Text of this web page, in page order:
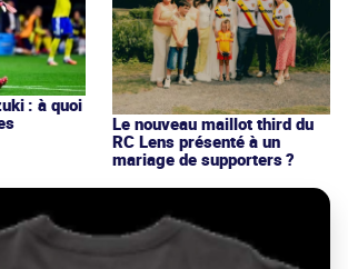
: à quoi
Le nouveau maillot third du
RC Lens présenté à un
mariage de supporters ?